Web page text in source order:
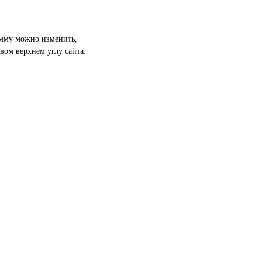
можно изменить,
верхнем углу сайта.